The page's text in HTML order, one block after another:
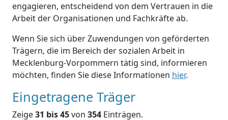
engagieren, entscheidend von dem Vertrauen in die
Arbeit der Organisationen und Fachkräfte ab.
Wenn Sie sich über Zuwendungen von geförderten
Trägern, die im Bereich der sozialen Arbeit in
Mecklenburg-Vorpommern tätig sind, informieren
möchten, finden Sie diese Informationen hier.
Eingetragene Träger
Zeige31 bis 45von 354 Einträgen.